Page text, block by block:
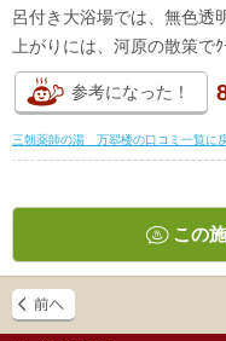
呂付き大浴場では、無色透
上がりには、河原の散策で
参考になった！
三朝薬師の湯 万翆楼の口コミ一覧に
この